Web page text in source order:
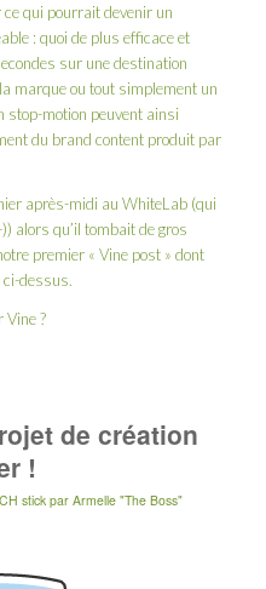
qui pourrait devenir un
: quoi de plus efficace et
sur une destination
marque ou tout simplement un
stop-motion peuvent ainsi
du brand content produit par
après-midi au WhiteLab (qui
alors qu’il tombait de gros
premier « Vine post » dont
ci-dessus.
Vine ?
de création
!
stick par Armelle "The Boss"